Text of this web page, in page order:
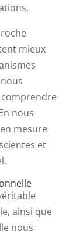
mieux
nous
mesure
et
ainsi que
nous